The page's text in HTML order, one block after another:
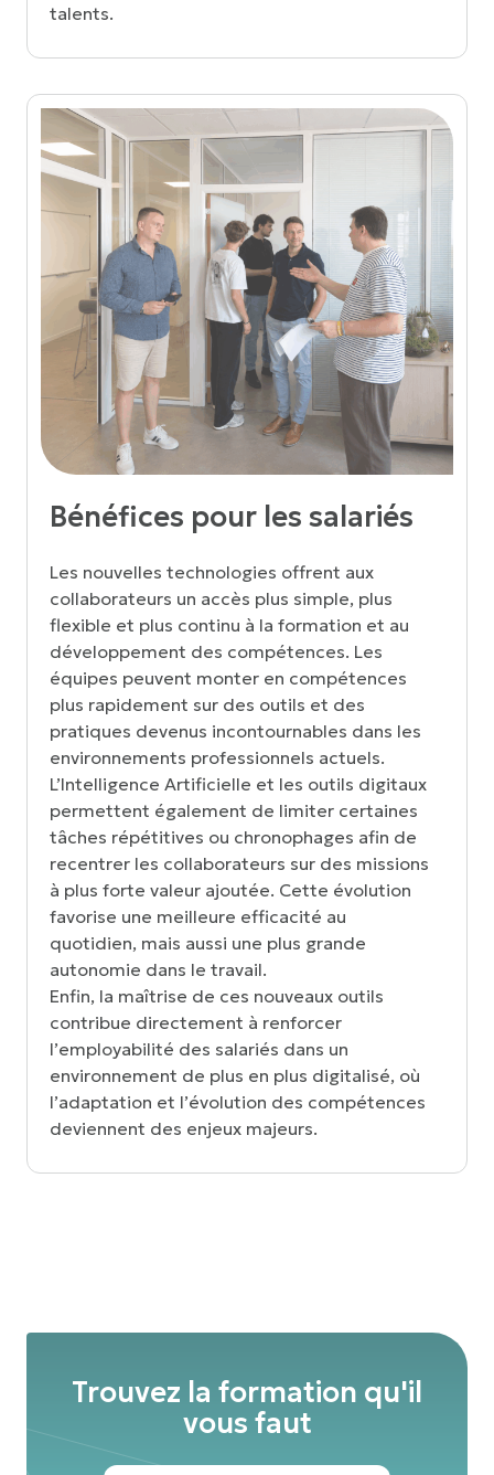
talents.
Bénéfices pour les salariés
Les nouvelles technologies offrent aux
collaborateurs un accès plus simple, plus
flexible et plus continu à la formation et au
développement des compétences. Les
équipes peuvent monter en compétences
plus rapidement sur des outils et des
pratiques devenus incontournables dans les
environnements professionnels actuels.
L’Intelligence Artificielle et les outils digitaux
permettent également de limiter certaines
tâches répétitives ou chronophages afin de
recentrer les collaborateurs sur des missions
à plus forte valeur ajoutée. Cette évolution
favorise une meilleure efficacité au
quotidien, mais aussi une plus grande
autonomie dans le travail.
Enfin, la maîtrise de ces nouveaux outils
contribue directement à renforcer
l’employabilité des salariés dans un
environnement de plus en plus digitalisé, où
l’adaptation et l’évolution des compétences
deviennent des enjeux majeurs.
Trouvez la formation qu'il
vous faut